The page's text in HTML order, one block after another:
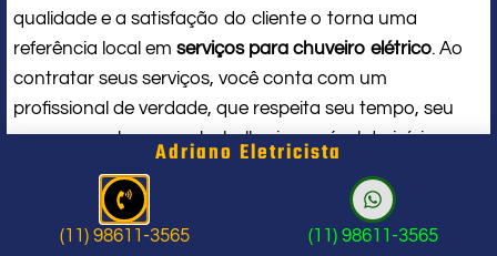
qualidade e a satisfação do cliente o torna uma
referência local em serviços para chuveiro elétrico. Ao
contratar seus serviços, você conta com um
profissional de verdade, que respeita seu tempo, seu
espaço e entrega um trabalho impecável do início ao
Problema com chuveiro: sinais que
Adriano Eletricista
(11) 98611-3565 (11) 98611-3565